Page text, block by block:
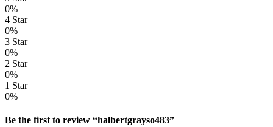
0%
4 Star
0%
3 Star
0%
2 Star
0%
1 Star
0%
Be the first to review “halbertgrayso483”